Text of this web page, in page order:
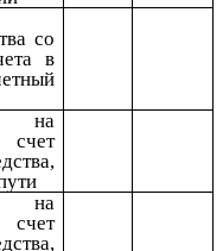
со
в
на
на